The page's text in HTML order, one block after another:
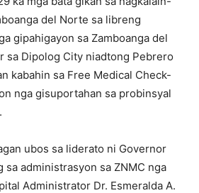
del Norte sa libreng
gipahigayon sa Zamboanga del
sa Dipolog City niadtong Pebrero
kabahin sa Free Medical Check-
nga gisuportahan sa probinsyal
ubos sa liderato ni Governor
sa administrasyon sa ZNMC nga
Administrator Dr. Esmeralda A.